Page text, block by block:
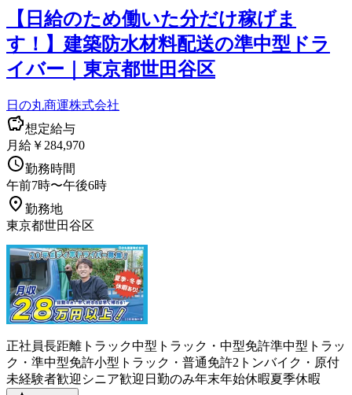
【日給のため働いた分だけ稼げま
す！】建築防水材料配送の準中型ドラ
イバー｜東京都世田谷区
日の丸商運株式会社
想定給与
月給￥284,970
勤務時間
午前7時〜午後6時
勤務地
東京都世田谷区
正社員長距離 トラック中型トラック・中型免許準中型トラッ
ク・準中型免許小型トラック・普通免許2トンバイク・原付
未経験者歓迎 シニア歓迎 日勤のみ年末年始休暇夏季休暇